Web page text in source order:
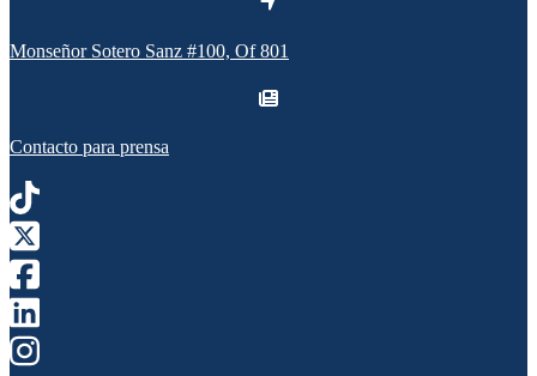
Monseñor Sotero Sanz #100, Of 801
Contacto para prensa